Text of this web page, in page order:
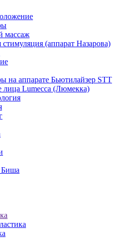
массаж
(аппарат Назарова)
на аппарате Бьютилайзер STT
Lumecca (Люмекка)
Биша